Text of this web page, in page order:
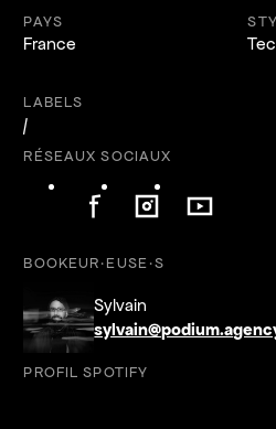
PAYS
France
LABELS
/
RÉSEAUX SOCIAUX
Suivre l'artiste sur
Suivre l'artiste
Suivre
BOOKEUR·EUSE·S
Sylvain
PROFIL SPOTIFY